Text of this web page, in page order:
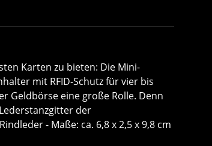
Karten zu bieten: Die Mini-
mit RFID-Schutz für vier bis
Geldbörse eine große Rolle. Denn
der
- Maße: ca. 6,8 x 2,5 x 9,8 cm